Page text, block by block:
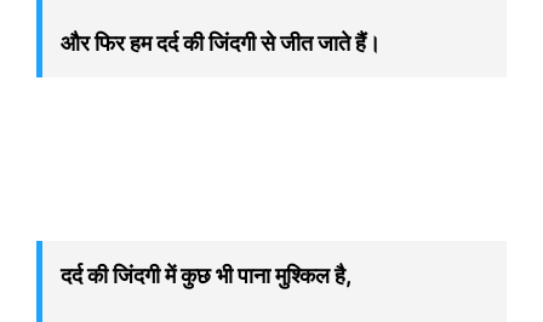
और फिर हम दर्द की जिंदगी से जीत जाते हैं।
दर्द की जिंदगी में कुछ भी पाना मुश्किल है,